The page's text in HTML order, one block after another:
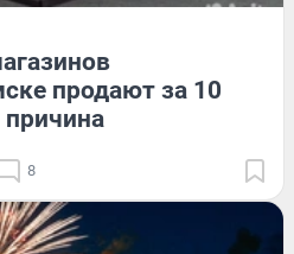
продают за 10
8